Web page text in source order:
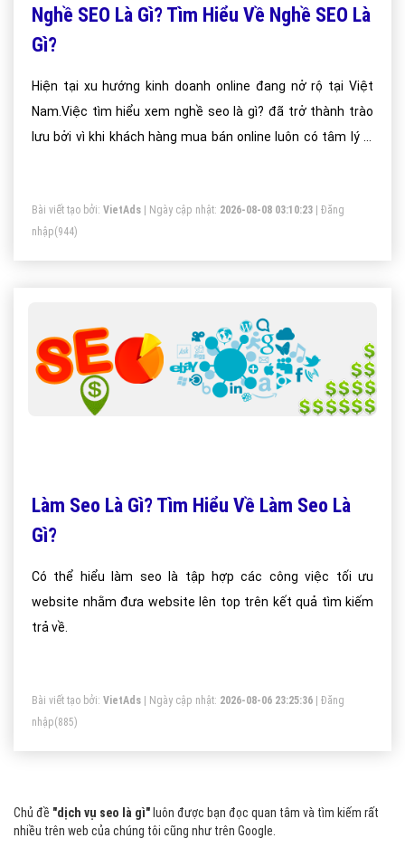
Nghề SEO Là Gì? Tìm Hiểu Về Nghề SEO Là
Gì?
Hiện tại xu hướng kinh doanh online đang nở rộ tại Việt
Nam.Việc tìm hiểu xem nghề seo là gì? đã trở thành trào
lưu bởi vì khi khách hàng mua bán online luôn có tâm lý là
Bài viết tạo bởi: VietAds | Ngày cập nhật: 2026-08-08 03:10:23
Đăng
nhập(944)
Làm Seo Là Gì? Tìm Hiểu Về Làm Seo Là
Gì?
Có thể hiểu làm seo là tập hợp các công việc tối ưu
website nhằm đưa website lên top trên kết quả tìm kiếm
trả về.
Bài viết tạo bởi: VietAds | Ngày cập nhật: 2026-08-06 23:25:36
Đăng
nhập(885)
Chủ đề "dịch vụ seo là gì" luôn được bạn đọc quan tâm và tìm kiếm rất
nhiều trên web của chúng tôi cũng như trên Google.